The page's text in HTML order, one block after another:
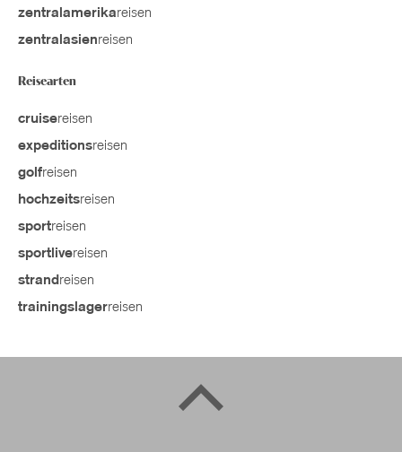
zentralamerikareisen
zentralasienreisen
Reisearten
cruisereisen
expeditionsreisen
golfreisen
hochzeitsreisen
sportreisen
sportlivereisen
strand reisen
trainingslagerreisen